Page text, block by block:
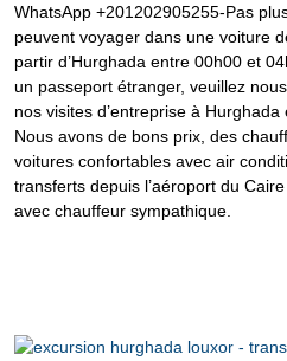
WhatsApp +201202905255-Pas
peuvent voyager dans une voiture
partir d’Hurghada entre 00h00 et
un passeport étranger, veuillez
nos visites d’entreprise à
Nous avons de bons prix, des
voitures confortables avec air
transferts depuis l’aéroport du
avec chauffeur sympathique.